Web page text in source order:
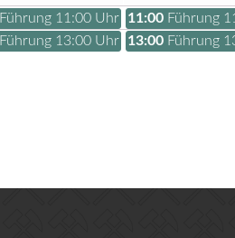
Führung 11:00 Uhr - Tickets 2026
11:00 Führung
Führung 13:00 Uhr - Tickets 2026
13:00 Führung